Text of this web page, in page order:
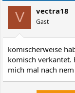
V vectra18
Gast
komischerweise
komisch verkantet.
mich mal nach